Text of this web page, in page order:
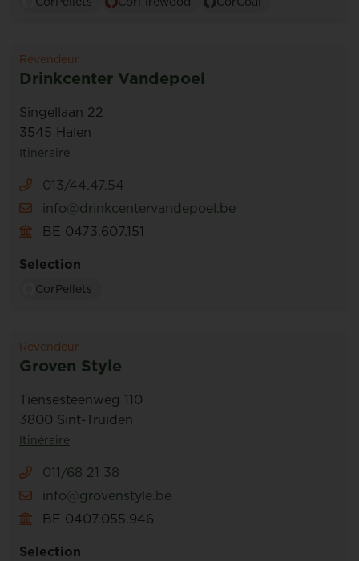
Revendeur
Drinkcenter Vandepoel
Singellaan 22
3545 Halen
Itinéraire
013/44.47.54
info@drinkcentervandepoel.be
BE 0473.607.151
Selection
CorPellets
Revendeur
Groven Style
Tiensesteenweg 110
3800 Sint-Truiden
Itinéraire
011/68 21 38
info@grovenstyle.be
BE 0407.055.946
Selection